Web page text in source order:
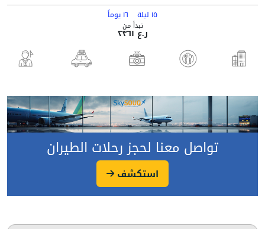
١٥ ليلة ١٦ يوماً
تبدأ منر.ع ٢٣٦١
تواصل معنا لحجز رحلات الطيران
استكشف